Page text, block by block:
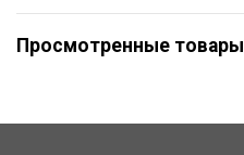
Просмотренные товары